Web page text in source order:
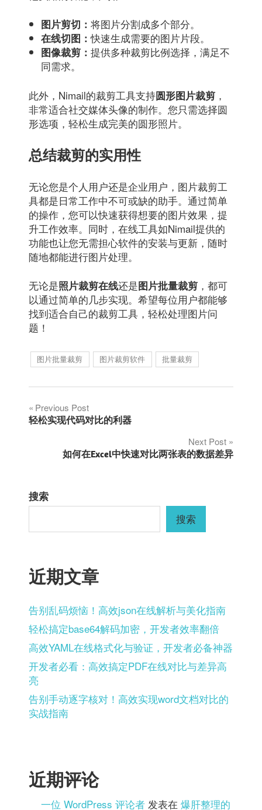
图片剪切：将图片分割成多个部分。
在线切图：快速生成需要的图片片段。
图像裁剪：提供多种裁剪比例选择，满足不
同需求。
此外，Nimail的裁剪工具支持圆形图片裁剪 ，
非常适合社交媒体头像的制作。您只需选择圆
形选项，轻松生成完美的圆形照片。
总结裁剪的实用性
无论您是个人用户还是企业用户，图片裁剪工
具都是日常工作中不可或缺的助手。通过简单
的操作，您可以快速获得想要的图片效果，提
升工作效率。同时，在线工具如Nimail提供的
功能也让您无需担心软件的安装与更新，随时
随地都能进行图片处理。
无论是照片裁剪在线还是图片批量裁剪 ，都可
以通过简单的几步实现。希望每位用户都能够
找到适合自己的裁剪工具，轻松处理图片问
题！
图片批量裁剪 图片裁剪软件 批量裁剪
文
航
Previous Post
轻松实现代码对比的利器
Next Post
如何在Excel中快速对比两张表的数据差异
搜索
搜索
近期文章
告别乱码烦恼！高效json在线解析与美化指南
轻松搞定base64解码加密，开发者效率翻倍
高效YAML在线格式化与验证，开发者必备神器
开发者必看：高效搞定PDF在线对比与差异高
亮
告别手动逐字核对！高效实现word文档对比的
实战指南
近期评论
一位 WordPress 评论者 发表在爆肝整理的